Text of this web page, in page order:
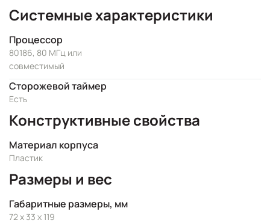
Системные характеристики
Процессор
80186, 80 МГц или
совместимый
Сторожевой таймер
Есть
Конструктивные свойства
Материал корпуса
Пластик
Размеры и вес
Габаритные размеры, мм
72 x 33 x 119